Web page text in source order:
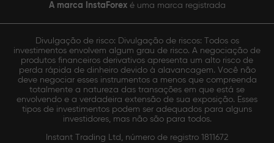
A marca InstaForexé uma marca registrada
Divulgação de risco: Divulgação de riscos: Todos os
investimentos envolvem algum grau de risco. A negociação de
produtos financeiros derivativos apresenta um alto risco de
perda rápida de dinheiro devido à alavancagem. Você não
deve negociar esses instrumentos a menos que compreenda
totalmente a natureza das transações em que está se
envolvendo e a verdadeira extensão de sua exposição. Esses
tipos de investimentos podem ser adequados para alguns
investidores, mas não são para todos.
Instant Trading Ltd, número de registro 1811672